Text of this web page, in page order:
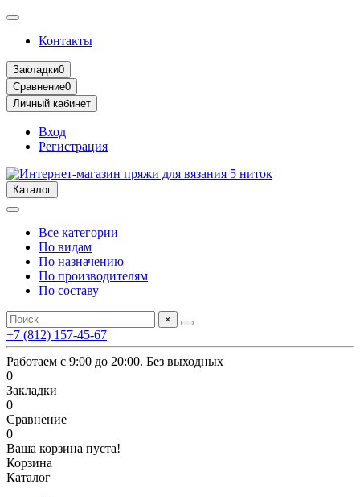
Контакты
Закладки0
Сравнение0
Личный кабинет
Вход
Регистрация
Каталог
Все категории
По видам
По назначению
По производителям
По составу
×
+7 (812) 157-45-67
Работаем с 9:00 до 20:00. Без выходных
0
Закладки
0
Сравнение
0
Ваша корзина пуста!
Корзина
Каталог